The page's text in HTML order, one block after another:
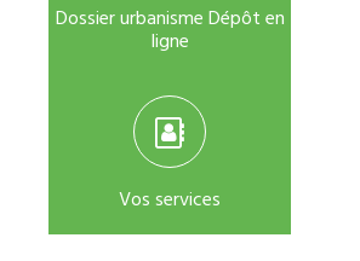
Dossier urbanisme Dépôt en
ligne
Vos services